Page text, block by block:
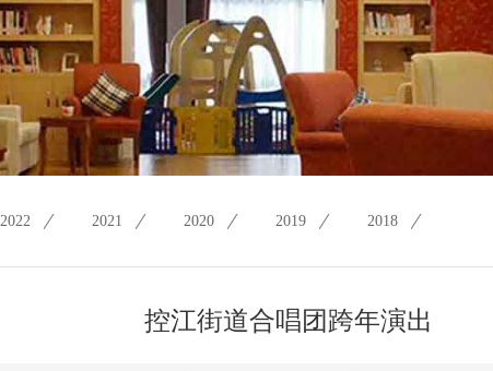
2022 2021 2020 2019 2018
控江街道合唱团跨年演出